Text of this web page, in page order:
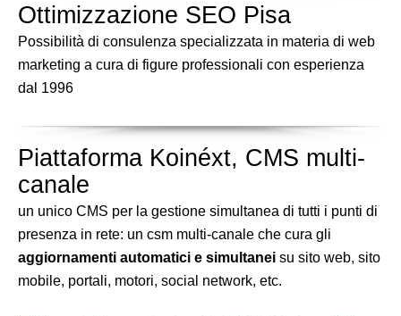
Ottimizzazione SEO Pisa
Possibilità di consulenza specializzata in materia di web
marketing a cura di figure professionali con esperienza
dal 1996
Piattaforma Koinéxt, CMS multi-
canale
un unico CMS per la gestione simultanea di tutti i punti di
presenza in rete: un csm multi-canale che cura gli
aggiornamenti automatici e simultanei su sito web, sito
mobile, portali, motori, social network, etc.